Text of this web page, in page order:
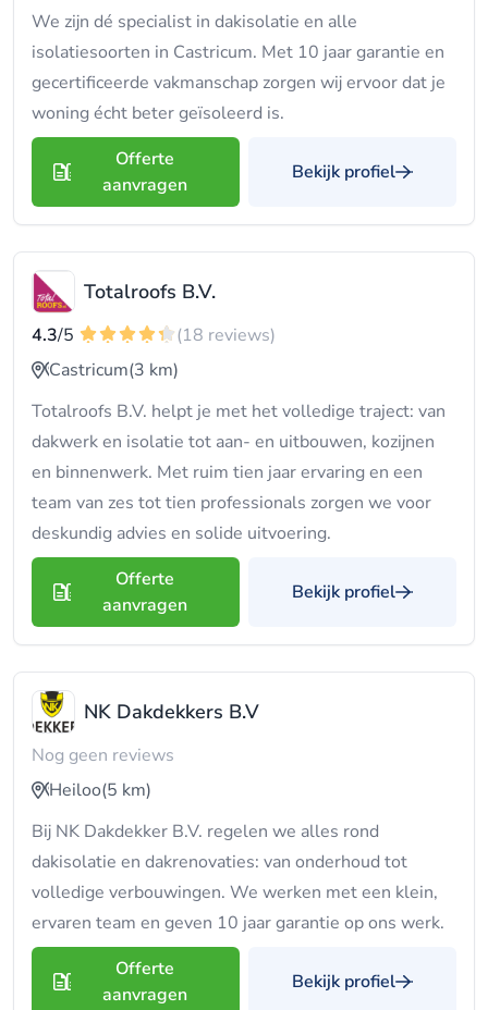
We zijn dé specialist in dakisolatie en alle
isolatiesoorten in Castricum. Met 10 jaar garantie en
gecertificeerde vakmanschap zorgen wij ervoor dat je
woning écht beter geïsoleerd is.
Offerte
aanvragen
Bekijk profiel
Totalroofs B.V.
4.3/5
(18 reviews)
Castricum(3 km)
Totalroofs B.V. helpt je met het volledige traject: van
dakwerk en isolatie tot aan- en uitbouwen, kozijnen
en binnenwerk. Met ruim tien jaar ervaring en een
team van zes tot tien professionals zorgen we voor
deskundig advies en solide uitvoering.
Offerte
aanvragen
Bekijk profiel
NK Dakdekkers B.V
Nog geen reviews
Heiloo(5 km)
Bij NK Dakdekker B.V. regelen we alles rond
dakisolatie en dakrenovaties: van onderhoud tot
volledige verbouwingen. We werken met een klein,
ervaren team en geven 10 jaar garantie op ons werk.
Offerte
aanvragen
Bekijk profiel